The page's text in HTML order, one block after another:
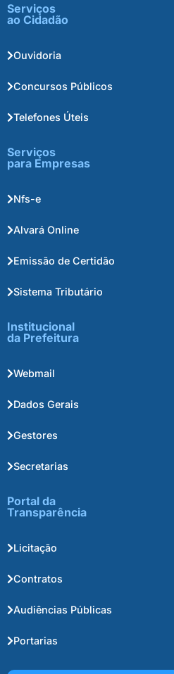
Serviços
ao Cidadão
Ouvidoria
Concursos Públicos
Telefones Úteis
Serviços
para Empresas
Nfs-e
Alvará Online
Emissão de Certidão
Sistema Tributário
Institucional
da Prefeitura
Webmail
Dados Gerais
Gestores
Secretarias
Portal da
Transparência
Licitação
Contratos
Audiências Públicas
Portarias